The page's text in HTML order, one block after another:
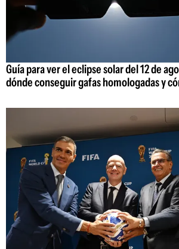
Guía para ver el eclipse solar del 12 de
dónde conseguir gafas homologadas y